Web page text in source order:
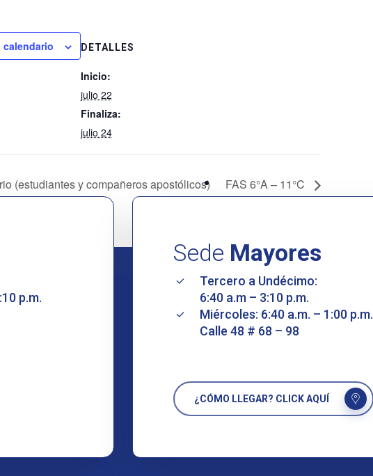
calendario DETALLES
Inicio:
julio 22
Finaliza:
julio 24
(estudiantes y compañeros apostólicos) FAS 6°A – 11°C
p.m.
Sede Mayores
Tercero a Undécimo:
6:40 a.m – 3:10 p.m.
Miércoles: 6:40 a.m. – 1:00 p.m.
Calle 48 # 68 – 98
¿CÓMO LLEGAR? CLICK AQUÍ